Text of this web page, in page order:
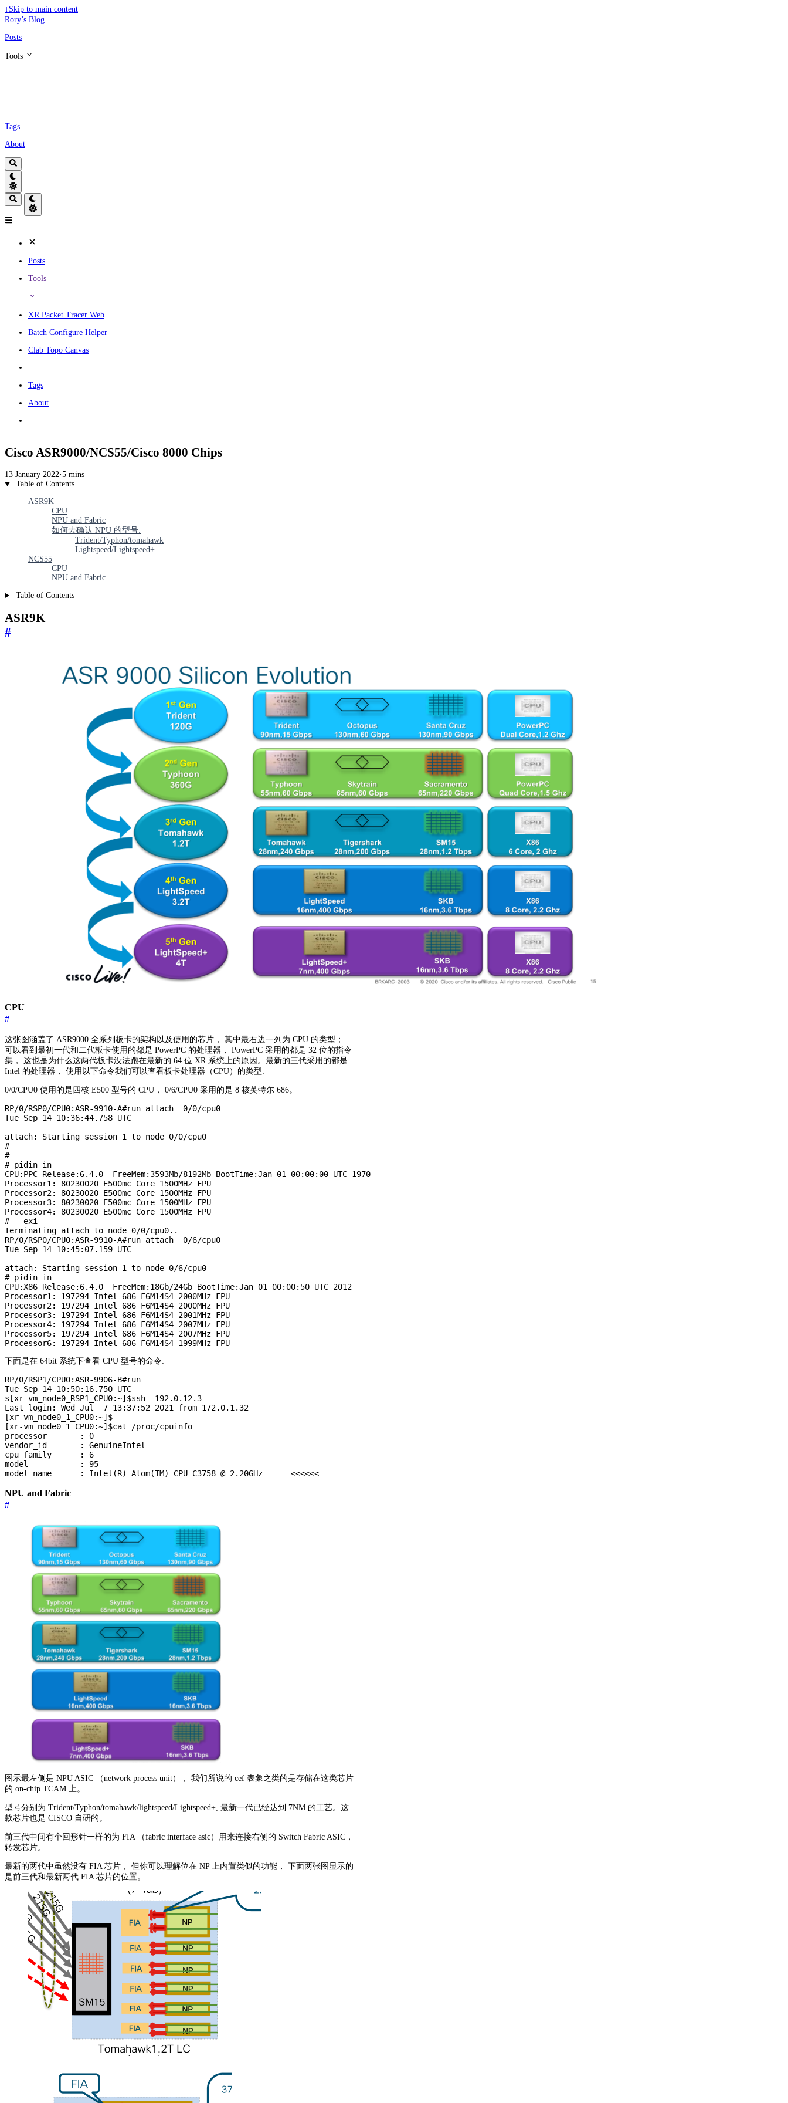
↓ Skip to main content
Rory’s Blog
Posts
Tools
Tags
About
Posts
Tools
XR Packet Tracer Web
Batch Configure Helper
Clab Topo Canvas
Tags
About
Cisco ASR9000/NCS55/Cisco 8000 Chips
13 January 2022·5 mins
Table of Contents
ASR9K
CPU
NPU and Fabric
如何去确认 NPU 的型号:
Trident/Typhon/tomahawk
Lightspeed/Lightspeed+
NCS55
CPU
NPU and Fabric
Table of Contents
ASR9K
#
CPU
#
这张图涵盖了 ASR9000 全系列板卡的架构以及使用的芯片， 其中最右边一列为 CPU 的类型；
可以看到最初一代和二代板卡使用的都是 PowerPC 的处理器， PowerPC 采用的都是 32 位的指令
集， 这也是为什么这两代板卡没法跑在最新的 64 位 XR 系统上的原因。最新的三代采用的都是
Intel 的处理器， 使用以下命令我们可以查看板卡处理器（CPU）的类型:
0/0/CPU0 使用的是四核 E500 型号的 CPU， 0/6/CPU0 采用的是 8 核英特尔 686。
RP/0/RSP0/CPU0:ASR-9910-A#run attach  0/0/cpu0
Tue Sep 14 10:36:44.758 UTC
attach: Starting session 1 to node 0/0/cpu0
#
#
# pidin in
CPU:PPC Release:6.4.0  FreeMem:3593Mb/8192Mb BootTime:Jan 01 00:00:00 UTC 1970
Processor1: 80230020 E500mc Core 1500MHz FPU
Processor2: 80230020 E500mc Core 1500MHz FPU
Processor3: 80230020 E500mc Core 1500MHz FPU
Processor4: 80230020 E500mc Core 1500MHz FPU
#   exi
Terminating attach to node 0/0/cpu0..
RP/0/RSP0/CPU0:ASR-9910-A#run attach  0/6/cpu0
Tue Sep 14 10:45:07.159 UTC
attach: Starting session 1 to node 0/6/cpu0
# pidin in
CPU:X86 Release:6.4.0  FreeMem:18Gb/24Gb BootTime:Jan 01 00:00:50 UTC 2012
Processor1: 197294 Intel 686 F6M14S4 2000MHz FPU
Processor2: 197294 Intel 686 F6M14S4 2000MHz FPU
Processor3: 197294 Intel 686 F6M14S4 2001MHz FPU
Processor4: 197294 Intel 686 F6M14S4 2007MHz FPU
Processor5: 197294 Intel 686 F6M14S4 2007MHz FPU
下面是在 64bit 系统下查看 CPU 型号的命令:
RP/0/RSP1/CPU0:ASR-9906-B#run
Tue Sep 14 10:50:16.750 UTC
s[xr-vm_node0_RSP1_CPU0:~]$ssh  192.0.12.3
Last login: Wed Jul  7 13:37:52 2021 from 172.0.1.32
[xr-vm_node0_1_CPU0:~]$
[xr-vm_node0_1_CPU0:~]$cat /proc/cpuinfo
processor       : 0
vendor_id       : GenuineIntel
cpu family      : 6
model           : 95
NPU and Fabric
#
图示最左侧是 NPU ASIC （network process unit）， 我们所说的 cef 表象之类的是存储在这类芯片
的 on-chip TCAM 上。
型号分别为 Trident/Typhon/tomahawk/lightspeed/Lightspeed+, 最新一代已经达到 7NM 的工艺。这
款芯片也是 CISCO 自研的。
前三代中间有个回形针一样的为 FIA （fabric interface asic）用来连接右侧的 Switch Fabric ASIC，
转发芯片。
最新的两代中虽然没有 FIA 芯片， 但你可以理解位在 NP 上内置类似的功能， 下面两张图显示的
是前三代和最新两代 FIA 芯片的位置。